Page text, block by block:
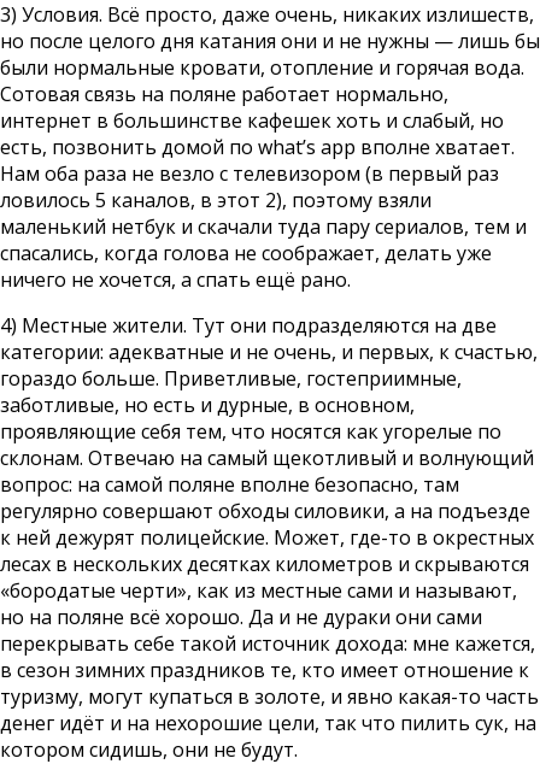
3) Условия. Всё просто, даже очень, никаких излишеств,
но после целого дня катания они и не нужны — лишь бы
были нормальные кровати, отопление и горячая вода.
Сотовая связь на поляне работает нормально,
интернет в большинстве кафешек хоть и слабый, но
есть, позвонить домой по what’s app вполне хватает.
Нам оба раза не везло с телевизором (в первый раз
ловилось 5 каналов, в этот 2), поэтому взяли
маленький нетбук и скачали туда пару сериалов, тем и
спасались, когда голова не соображает, делать уже
ничего не хочется, а спать ещё рано.
4) Местные жители. Тут они подразделяются на две
категории: адекватные и не очень, и первых, к счастью,
гораздо больше. Приветливые, гостеприимные,
заботливые, но есть и дурные, в основном,
проявляющие себя тем, что носятся как угорелые по
склонам. Отвечаю на самый щекотливый и волнующий
вопрос: на самой поляне вполне безопасно, там
регулярно совершают обходы силовики, а на подъезде
к ней дежурят полицейские. Может, где-то в окрестных
лесах в нескольких десятках километров и скрываются
«бородатые черти», как из местные сами и называют,
но на поляне всё хорошо. Да и не дураки они сами
перекрывать себе такой источник дохода: мне кажется,
в сезон зимних праздников те, кто имеет отношение к
туризму, могут купаться в золоте, и явно какая-то часть
денег идёт и на нехорошие цели, так что пилить сук, на
котором сидишь, они не будут.